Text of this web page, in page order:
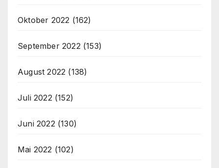
Oktober 2022 (162)
September 2022 (153)
August 2022 (138)
Juli 2022 (152)
Juni 2022 (130)
Mai 2022 (102)